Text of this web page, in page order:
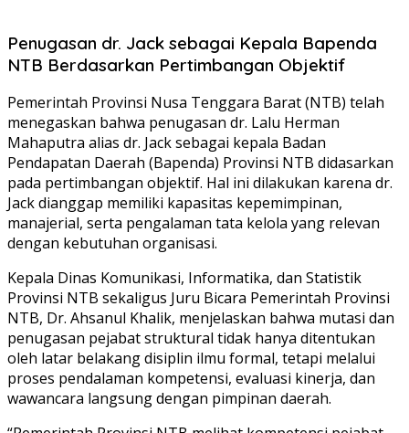
Penugasan dr. Jack sebagai Kepala Bapenda
NTB Berdasarkan Pertimbangan Objektif
Pemerintah Provinsi Nusa Tenggara Barat (NTB) telah
menegaskan bahwa penugasan dr. Lalu Herman
Mahaputra alias dr. Jack sebagai kepala Badan
Pendapatan Daerah (Bapenda) Provinsi NTB didasarkan
pada pertimbangan objektif. Hal ini dilakukan karena dr.
Jack dianggap memiliki kapasitas kepemimpinan,
manajerial, serta pengalaman tata kelola yang relevan
dengan kebutuhan organisasi.
Kepala Dinas Komunikasi, Informatika, dan Statistik
Provinsi NTB sekaligus Juru Bicara Pemerintah Provinsi
NTB, Dr. Ahsanul Khalik, menjelaskan bahwa mutasi dan
penugasan pejabat struktural tidak hanya ditentukan
oleh latar belakang disiplin ilmu formal, tetapi melalui
proses pendalaman kompetensi, evaluasi kinerja, dan
wawancara langsung dengan pimpinan daerah.